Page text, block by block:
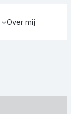
Over mij